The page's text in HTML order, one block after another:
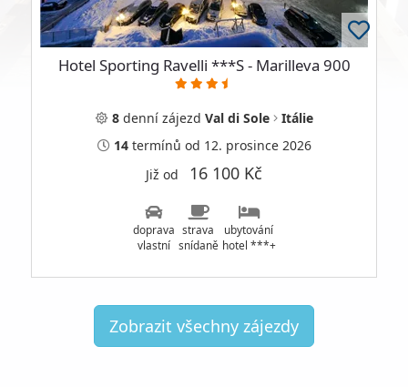
Hotel Sporting Ravelli ***S - Marilleva 900
8dennízájezd Val di Sole
Itálie
14termínů od 12. prosince 2026
Již od 16 100 Kč
doprava
vlastní
strava
snídaně
ubytování
hotel ***+
Zobrazit všechny zájezdy